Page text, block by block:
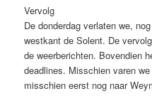
Vervolg
De donderdag verlaten we,
westkant de Solent. De
de weerberichten. Bovendien
deadlines. Misschien varen
misschien eerst nog naar